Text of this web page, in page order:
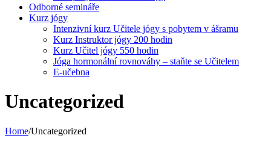
Odborné semináře
Kurz jógy
Intenzivní kurz Učitele jógy s pobytem v ášramu
Kurz Instruktor jógy 200 hodin
Kurz Učitel jógy 550 hodin
Jóga hormonální rovnováhy – staňte se Učitelem
E-učebna
Uncategorized
Home/Uncategorized